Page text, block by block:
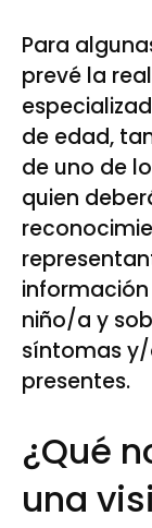
Para
prevé la
de edad,
de uno de
quien
niño/a y
síntomas
presentes.
¿Qué
una